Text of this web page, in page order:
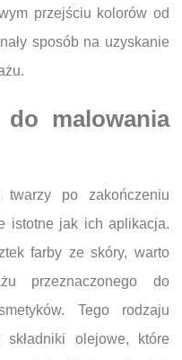
przejściu kolorów od
sposób na uzyskanie
malowania
po zakończeniu
istotne jak ich aplikacja.
farby ze skóry, warto
przeznaczonego do
Tego rodzaju
olejowe, które